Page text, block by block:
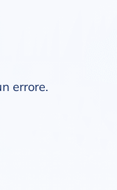
errore.